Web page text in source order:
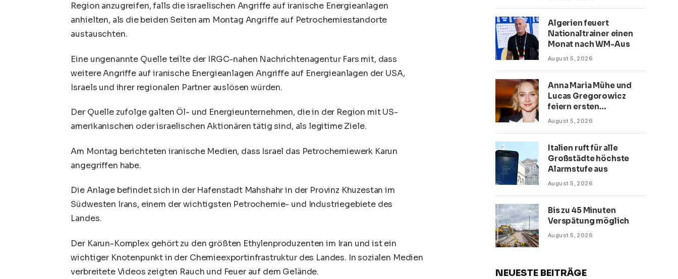
Region anzugreifen, falls die israelischen Angriffe auf iranische Energieanlagen
anhielten, als die beiden Seiten am Montag Angriffe auf Petrochemiestandorte
austauschten.
Eine ungenannte Quelle teilte der IRGC-nahen Nachrichtenagentur Fars mit, dass
weitere Angriffe auf iranische Energieanlagen Angriffe auf Energieanlagen der USA,
Israels und ihrer regionalen Partner auslösen würden.
Der Quelle zufolge galten Öl- und Energieunternehmen, die in der Region mit US-
amerikanischen oder israelischen Aktionären tätig sind, als legitime Ziele.
Am Montag berichteten iranische Medien, dass Israel das Petrochemiewerk Karun
angegriffen habe.
Die Anlage befindet sich in der Hafenstadt Mahshahr in der Provinz Khuzestan im
Südwesten Irans, einem der wichtigsten Petrochemie- und Industriegebiete des
Landes.
Der Karun-Komplex gehört zu den größten Ethylenproduzenten im Iran und ist ein
wichtiger Knotenpunkt in der Chemieexportinfrastruktur des Landes. In sozialen Medien
verbreitete Videos zeigten Rauch und Feuer auf dem Gelände.
Algerien feuert
Nationaltrainer einen
Monat nach WM-Aus
August 5, 2026
Anna Maria Mühe und
Lucas Gregorowicz
feiern ersten
Hochzeitstag
August 5, 2026
Italien ruft für alle
Großstädte höchste
Alarmstufe aus
August 5, 2026
Bis zu 45 Minuten
Verspätung möglich
August 5, 2026
NEUESTE BEITRÄGE